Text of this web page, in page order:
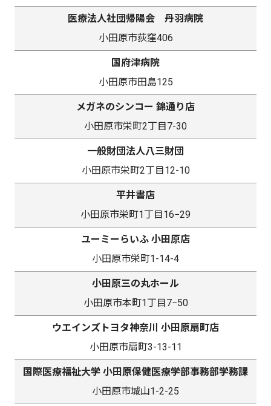
医療法人社団帰陽会 丹羽病院
小田原市荻窪406
国府津病院
小田原市田島125
メガネのシンコー 錦通り店
小田原市栄町2丁目7-30
一般財団法人八三財団
小田原市栄町2丁目12-10
平井書店
小田原市栄町1丁目16−29
ユーミーらいふ 小田原店
小田原市栄町1-14-4
小田原三の丸ホール
小田原市本町1丁目7−50
ウエインズトヨタ神奈川 小田原扇町店
小田原市扇町3-13-11
国際医療福祉大学 小田原保健医療学部事務部学務課
小田原市城山1-2-25